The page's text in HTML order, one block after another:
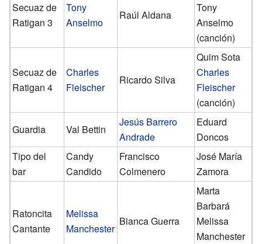
Secuaz de
Ratigan 3
Tony
Anselmo
Raúl Aldana
Tony
Anselmo
(canción)
Secuaz de
Ratigan 4
Charles
Fleischer
Ricardo Silva
Quim Sota
Charles
Fleischer
(canción)
Guardia
Val Bettin
Jesús Barrero
Andrade
Eduard
Doncos
Tipo del
bar
Candy
Candido
Francisco
Colmenero
José María
Zamora
Ratoncita
Cantante
Melissa
Manchester
Bianca Guerra
Marta
Barbará
Melissa
Manchester